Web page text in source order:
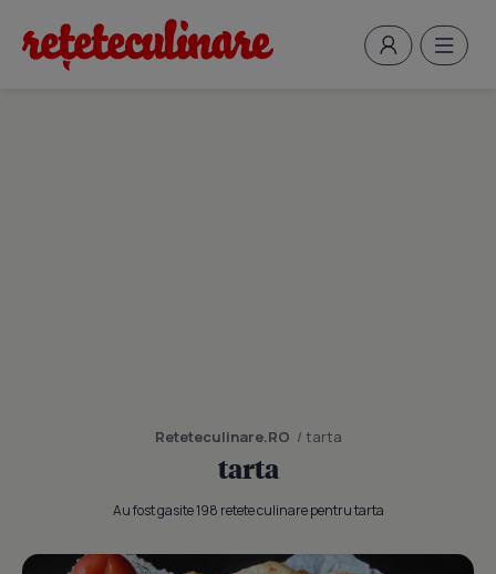
Reteteculinare.RO / tarta
tarta
Au fost gasite 198 retete culinare pentru tarta